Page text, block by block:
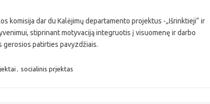
komisija dar du Kalėjimų departamento projektus -„Išrinktieji“ ir
stiprinant motyvaciją integruotis į visuomenę ir darbo
gerosios patirties pavyzdžiais.
, socialinis prjektas